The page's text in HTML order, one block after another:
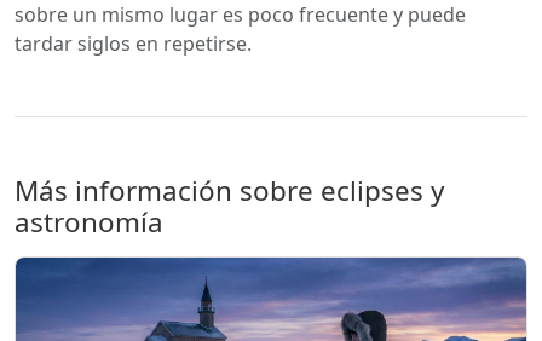
sobre un mismo lugar es poco frecuente y puede
tardar siglos en repetirse.
Más información sobre eclipses y
astronomía